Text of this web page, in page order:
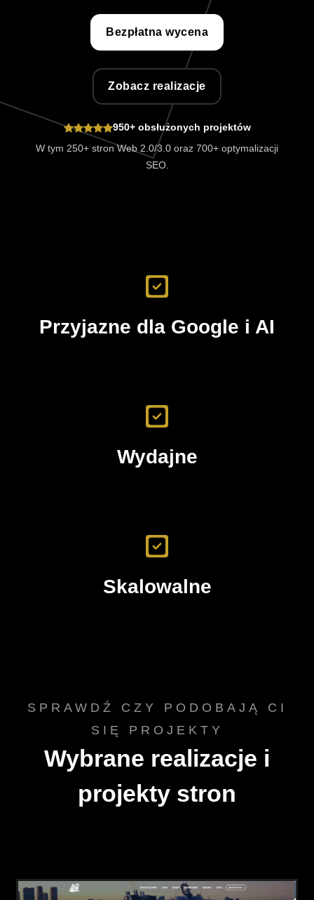
Bezpłatna wycena
Zobacz realizacje
950+ obsłużonych projektów
W tym 250+ stron Web 2.0/3.0 oraz 700+ optymalizacji
SEO.
Przyjazne dla Google i AI
Wydajne
Skalowalne
SPRAWDŹ CZY PODOBAJĄ CI
SIĘ PROJEKTY
Wybrane realizacje i
projekty stron